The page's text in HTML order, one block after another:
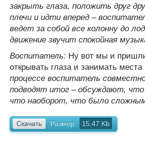
закрыть глаза, положить друг
плечи и идти вперед –
ведет за собой все колонну до
движение звучит спокойная
Воспитатель: Ну вот мы и
открывать глаза и занимать места
процессе воспитатель
подводят итог – обсуждают, что
что наоборот, что было
Скачать Размер: 15.47 Kb